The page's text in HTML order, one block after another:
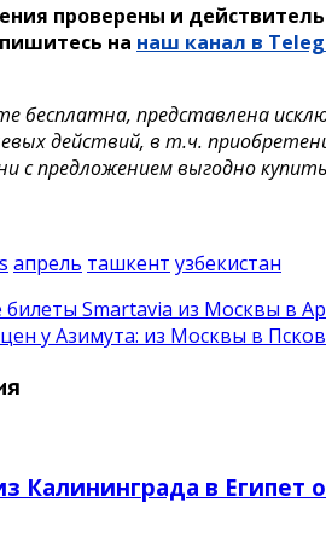
проверены и
на наш канал в
бесплатна, представлена
действий, в т.ч.
с предложением выгодно
апрель ташкент узбекистан
Smartavia из Москвы в
у Азимута: из Москвы в
Калининграда в Египет